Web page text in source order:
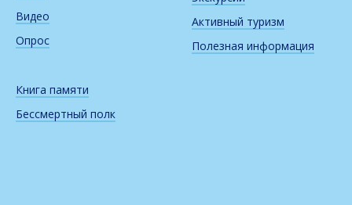
Видео
Опрос
Книга памяти
Бессмертный полк
Активный туризм
Полезная информация